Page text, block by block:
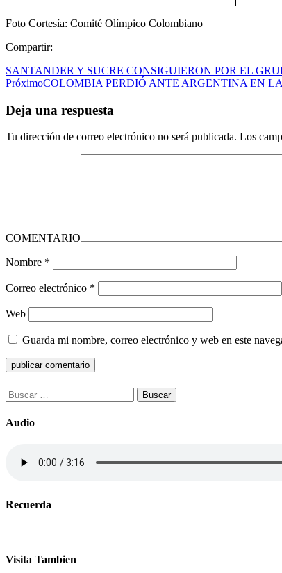
Foto Cortesía: Comité Olímpico Colombiano
Compartir:
SANTANDER Y SUCRE CONSIGUIERON POR EL
PróximoCOLOMBIA PERDIÓ ANTE ARGENTINA EN
Deja una respuesta
Tu dirección de correo electrónico no será publicada. Los
COMENTARIO
Nombre *
Correo electrónico *
Web
Guarda mi nombre, correo electrónico y web en este
Buscar:
Audio
Recuerda
Visita Tambien